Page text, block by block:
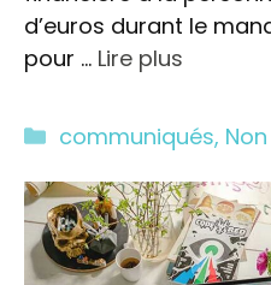
d’euros durant le
pour … Lire plus
Catégories
communiqués,